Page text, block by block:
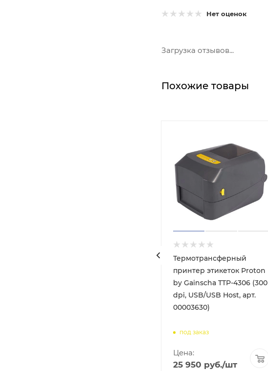
Нет оценок
Загрузка отзывов...
Похожие товары
Термотрансферный
принтер этикеток Proton
by Gainscha TTP-4306 (300
dpi, USB/USB Host, арт.
00003630)
под заказ
Цена:
25 950 руб./шт